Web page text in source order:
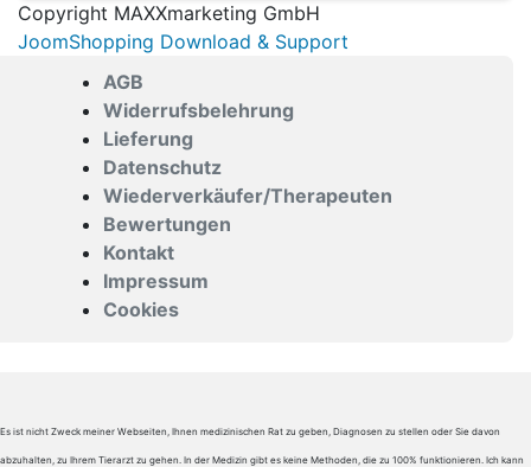
Copyright MAXXmarketing GmbH
JoomShopping Download & Support
AGB
Widerrufsbelehrung
Lieferung
Datenschutz
Wiederverkäufer/Therapeuten
Bewertungen
Kontakt
Impressum
Cookies
Es ist nicht Zweck meiner Webseiten, Ihnen medizinischen Rat zu geben, Diagnosen zu stellen oder Sie davon
abzuhalten, zu Ihrem Tierarzt zu gehen. In der Medizin gibt es keine Methoden, die zu 100% funktionieren. Ich kann